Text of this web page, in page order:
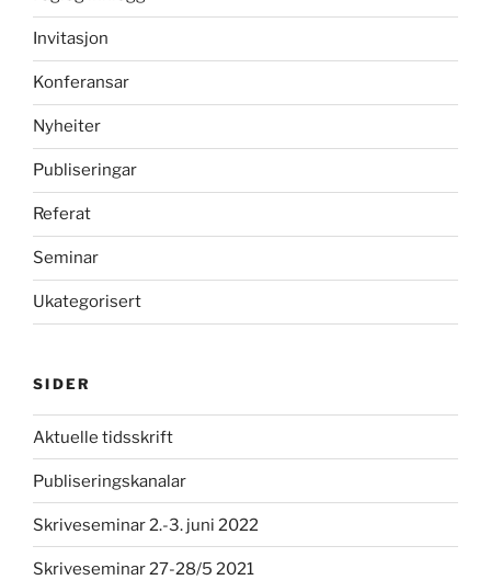
Invitasjon
Konferansar
Nyheiter
Publiseringar
Referat
Seminar
Ukategorisert
SIDER
Aktuelle tidsskrift
Publiseringskanalar
Skriveseminar 2.-3. juni 2022
Skriveseminar 27-28/5 2021